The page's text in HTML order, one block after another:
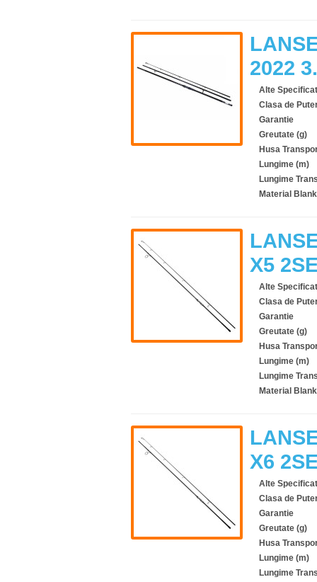
2022
Alte
Clasa de
Garantie
Greutate (g)
Husa
Lungime (m)
Lungime
Material Blank
X5
Alte
Clasa de
Garantie
Greutate (g)
Husa
Lungime (m)
Lungime
Material Blank
X6
Alte
Clasa de
Garantie
Greutate (g)
Husa
Lungime (m)
Lungime